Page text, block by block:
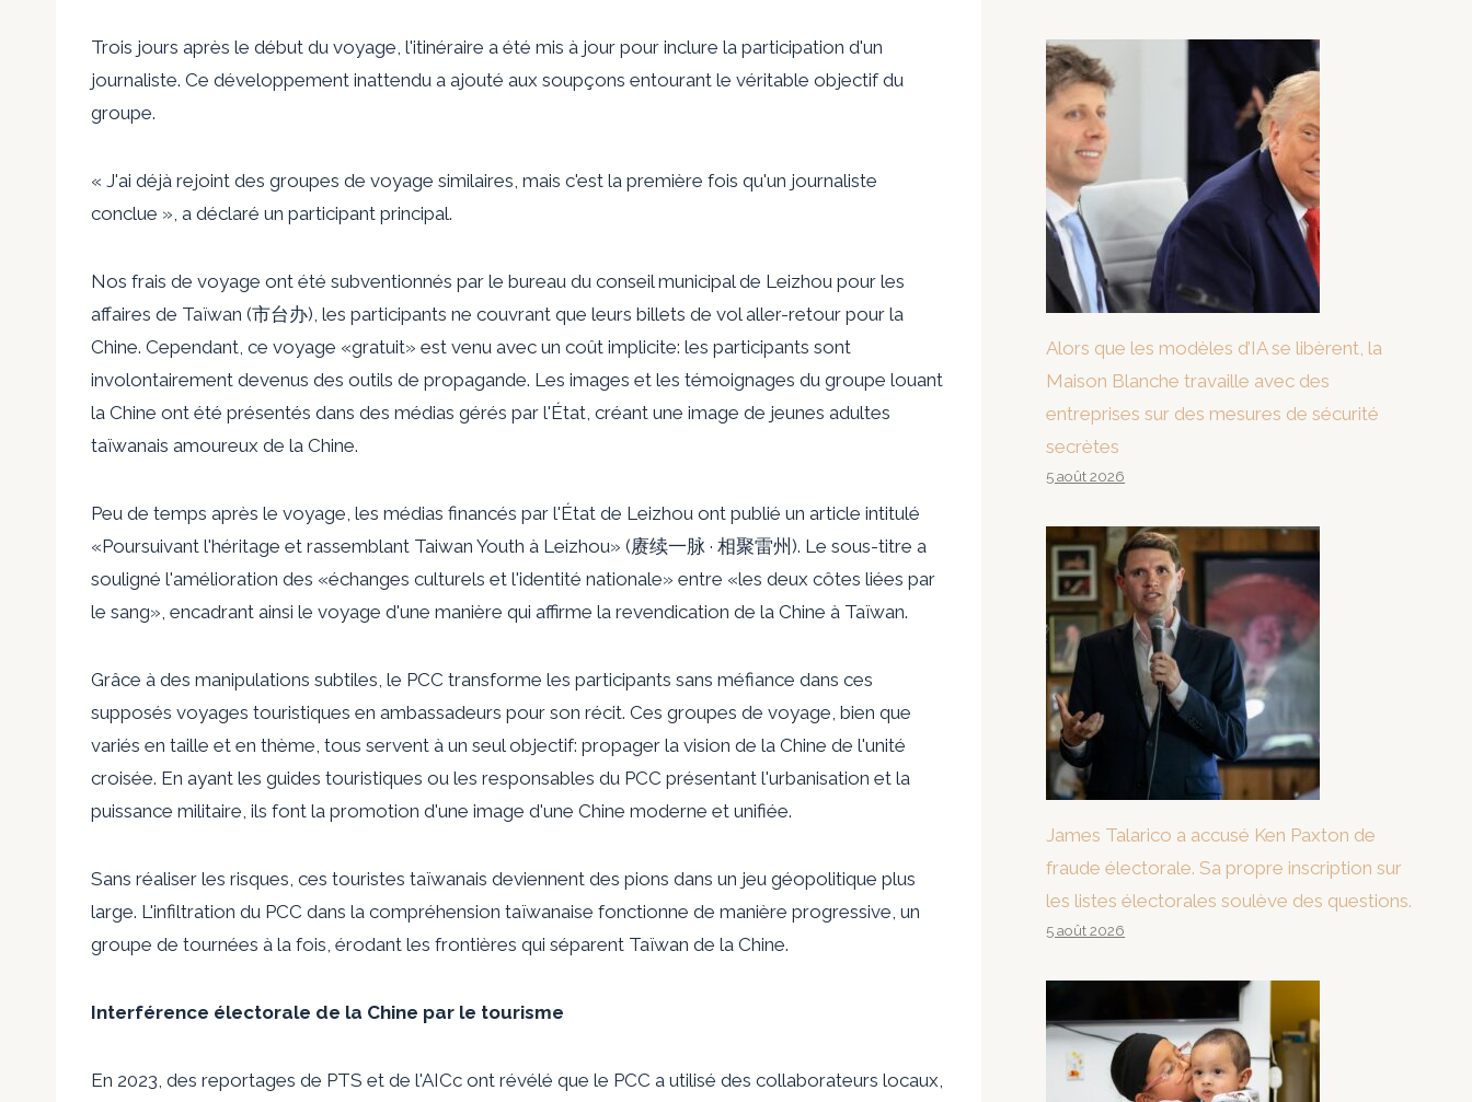
Trois jours après le début du voyage, l'itinéraire a été mis à jour pour inclure la participation d'un
journaliste. Ce développement inattendu a ajouté aux soupçons entourant le véritable objectif du
groupe.
« J'ai déjà rejoint des groupes de voyage similaires, mais c'est la première fois qu'un journaliste
conclue », a déclaré un participant principal.
Nos frais de voyage ont été subventionnés par le bureau du conseil municipal de Leizhou pour les
affaires de Taïwan (市台办), les participants ne couvrant que leurs billets de vol aller-retour pour la
Chine. Cependant, ce voyage «gratuit» est venu avec un coût implicite: les participants sont
involontairement devenus des outils de propagande. Les images et les témoignages du groupe louant
la Chine ont été présentés dans des médias gérés par l'État, créant une image de jeunes adultes
taïwanais amoureux de la Chine.
Peu de temps après le voyage, les médias financés par l'État de Leizhou ont publié un article intitulé
«Poursuivant l'héritage et rassemblant Taiwan Youth à Leizhou» (赓续一脉 · 相聚雷州). Le sous-titre a
souligné l'amélioration des «échanges culturels et l'identité nationale» entre «les deux côtes liées par
le sang», encadrant ainsi le voyage d'une manière qui affirme la revendication de la Chine à Taïwan.
Grâce à des manipulations subtiles, le PCC transforme les participants sans méfiance dans ces
supposés voyages touristiques en ambassadeurs pour son récit. Ces groupes de voyage, bien que
variés en taille et en thème, tous servent à un seul objectif: propager la vision de la Chine de l'unité
croisée. En ayant les guides touristiques ou les responsables du PCC présentant l'urbanisation et la
puissance militaire, ils font la promotion d'une image d'une Chine moderne et unifiée.
Sans réaliser les risques, ces touristes taïwanais deviennent des pions dans un jeu géopolitique plus
large. L'infiltration du PCC dans la compréhension taïwanaise fonctionne de manière progressive, un
groupe de tournées à la fois, érodant les frontières qui séparent Taïwan de la Chine.
Interférence électorale de la Chine par le tourisme
En 2023, des reportages de PTS et de l'AICc ont révélé que le PCC a utilisé des collaborateurs locaux,
Alors que les modèles d’IA se libèrent, la
Maison Blanche travaille avec des
entreprises sur des mesures de sécurité
secrètes
5 août 2026
James Talarico a accusé Ken Paxton de
fraude électorale. Sa propre inscription sur
les listes électorales soulève des questions.
5 août 2026